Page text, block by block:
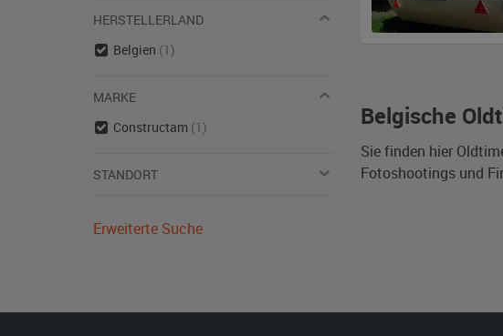
Belgische
Sie finden hier
Fotoshootings und
HERSTELLERLAND
Belgien (1)
MARKE
Constructam (1)
STANDORT
Erweiterte Suche